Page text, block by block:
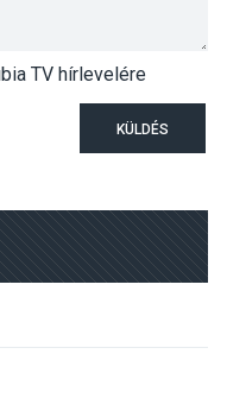
TV hírlevelére
KÜLDÉS